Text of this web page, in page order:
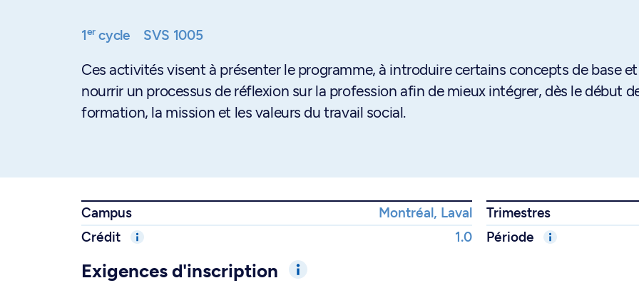
1ercycle SVS 1005
Ces activités visent à présenter le programme, à introduire certains concepts de base
nourrir un processus de réflexion sur la profession afin de mieux intégrer, dès le début
formation, la mission et les valeurs du travail social.
Campus Montréal, Laval
Trimestres
Crédit
1.0 Période
Exigences d'inscription